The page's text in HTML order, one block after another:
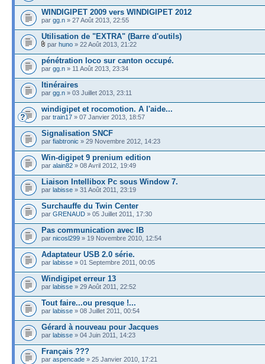
WINDIGIPET 2009 vers WINDIGIPET 2012
par gg.n » 27 Août 2013, 22:55
Utilisation de "EXTRA" (Barre d'outils)
par huno » 22 Août 2013, 21:22
pénétration loco sur canton occupé.
par gg.n » 11 Août 2013, 23:34
Itinéraires
par gg.n » 03 Juillet 2013, 23:11
windigipet et rocomotion. A l'aide...
par train17 » 07 Janvier 2013, 18:57
Signalisation SNCF
par fiabtronic » 29 Novembre 2012, 14:23
Win-digipet 9 prenium edition
par alain82 » 08 Avril 2012, 19:49
Liaison Intellibox Pc sous Window 7.
par labisse » 31 Août 2011, 23:19
Surchauffe du Twin Center
par GRENAUD » 05 Juillet 2011, 17:30
Pas communication avec IB
par nicosl299 » 19 Novembre 2010, 12:54
Adaptateur USB 2.0 série.
par labisse » 01 Septembre 2011, 00:05
Windigipet erreur 13
par labisse » 29 Août 2011, 22:52
Tout faire...ou presque !...
par labisse » 08 Juillet 2011, 00:54
Gérard à nouveau pour Jacques
par labisse » 04 Juin 2011, 14:23
Français ???
par aspencade » 25 Janvier 2010, 17:21